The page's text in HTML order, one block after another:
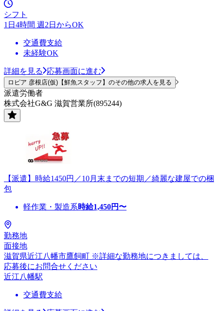
シフト
1日4時間 週2日からOK
交通費支給
未経験OK
詳細を見る 応募画面に進む
ロピア 彦根店(仮)【鮮魚スタッフ】のその他の求人を見る
派遣労働者
株式会社G&G 滋賀営業所(895244)
【派遣】時給1450円／10月末までの短期／綺麗な建屋での梱
包
軽作業・製造系時給1,450円〜
勤務地
面接地
滋賀県近江八幡市鷹飼町 ※詳細な勤務地につきましては、
応募後にお問合せください
近江八幡駅
交通費支給